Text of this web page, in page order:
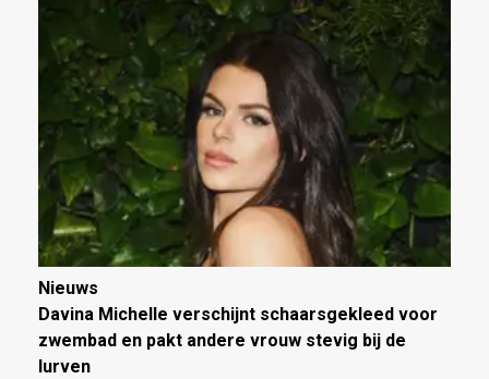
Nieuws
Davina Michelle verschijnt schaarsgekleed voor
zwembad en pakt andere vrouw stevig bij de
lurven